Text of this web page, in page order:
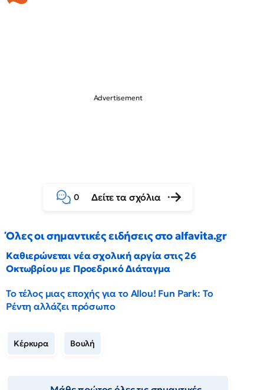
0 Δείτε τα σχόλια
Όλες οι σημαντικές ειδήσεις στο alfavita.gr
Καθιερώνεται νέα σχολική αργία στις 26
Οκτωβρίου με Προεδρικό Διάταγμα
Το τέλος μιας εποχής για το Allou! Fun Park: Το
Ρέντη αλλάζει πρόσωπο
Κέρκυρα Βουλή